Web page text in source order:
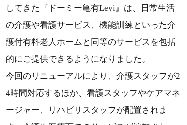
してきた『ドーミー亀有Levi』は、日常生活
の介護や看護サービス、機能訓練といった介
護付有料老人ホームと同等のサービスを包括
的にご提供できるようになりました。
今回のリニューアルにより、介護スタッフが2
4時間対応するほか、看護スタッフやケアマネ
ージャー、リハビリスタッフが配置されま